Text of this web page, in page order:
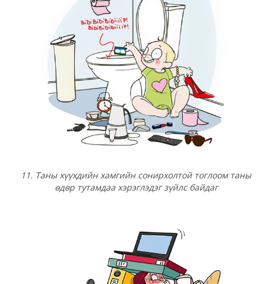
11. Таны хүүхдийн хамгийн сонирхолтой тоглоом таны
өдөр тутамдаа хэрэглэдэг зүйлс байдаг